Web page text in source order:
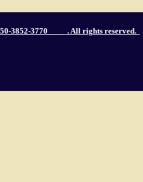
050-3852-3770 . All rights reserved.